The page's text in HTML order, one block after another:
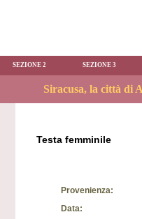
SEZIONE 2 SEZIONE 3
Testa femminile
Provenienza:
Data: